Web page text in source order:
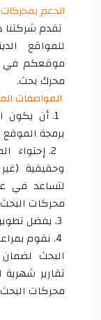
الدعم
تقدم
للمواقع
موقعكم في
محرك بحث.
المواصفات
1. أن يكون
برمجة
2.
وحقيقية
لتساعد في
محركات
4. نقوم
البحث
تقارير
محركات